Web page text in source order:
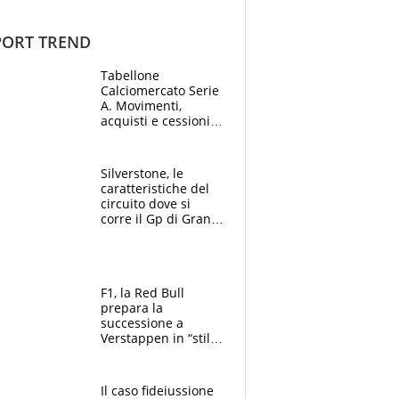
TREND
Tabellone
Calciomercato Serie
A. Movimenti,
acquisti e cessioni:
Silverstone, le
caratteristiche del
circuito dove si
corre il Gp di Gran
F1, la Red Bull
prepara la
successione a
Verstappen in “stile
attacco all’Italia
Il caso fideiussione